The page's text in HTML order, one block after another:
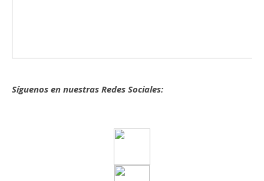
Síguenos en nuestras Redes Sociales: